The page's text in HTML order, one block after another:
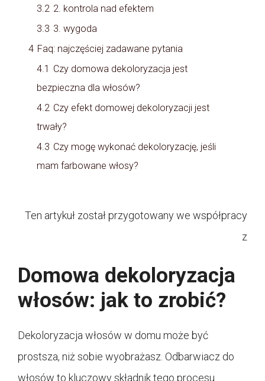
3.2 2. kontrola nad efektem
3.3 3. wygoda
4 Faq: najczęściej zadawane pytania
4.1 Czy domowa dekoloryzacja jest
bezpieczna dla włosów?
4.2 Czy efekt domowej dekoloryzacji jest
trwały?
4.3 Czy mogę wykonać dekoloryzację, jeśli
mam farbowane włosy?
Ten artykuł został przygotowany we współpracy
z
Domowa dekoloryzacja
włosów: jak to zrobić?
Dekoloryzacja włosów w domu może być
prostsza, niż sobie wyobrażasz. Odbarwiacz do
włosów to kluczowy składnik tego procesu.